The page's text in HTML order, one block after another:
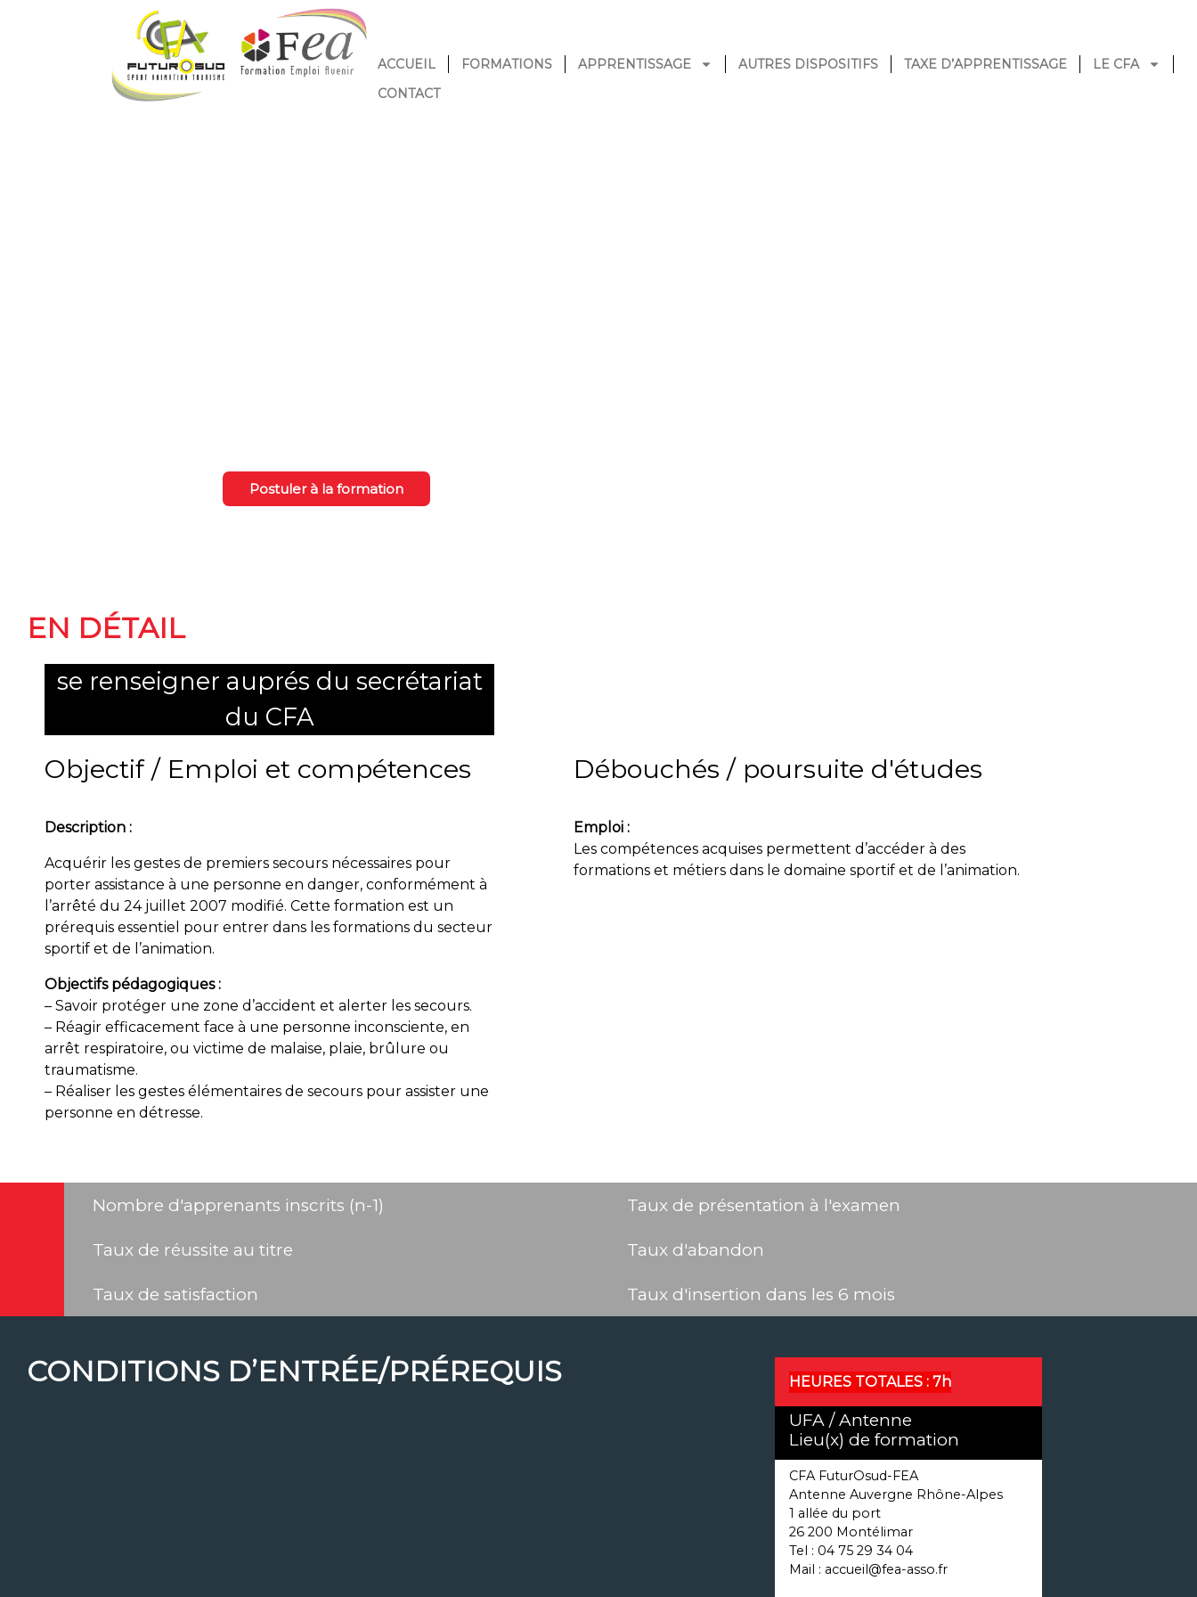
ACCUEIL FORMATIONS APPRENTISSAGE AUTRES DISPOSITIFS TAXE D’APPRENTISSAGE
LE CFA
CONTACT
Postuler à la formation
EN DÉTAIL
se renseigner auprés du secrétariat
du CFA
Objectif / Emploi et compétences Débouchés / poursuite d'études
Description :
Acquérir les gestes de premiers secours nécessaires pour
porter assistance à une personne en danger, conformément à
l’arrêté du 24 juillet 2007 modifié. Cette formation est un
prérequis essentiel pour entrer dans les formations du secteur
sportif et de l’animation.
Objectifs pédagogiques :
– Savoir protéger une zone d’accident et alerter les secours.
– Réagir efficacement face à une personne inconsciente, en
arrêt respiratoire, ou victime de malaise, plaie, brûlure ou
traumatisme.
– Réaliser les gestes élémentaires de secours pour assister une
personne en détresse.
Emploi :
Les compétences acquises permettent d’accéder à des
formations et métiers dans le domaine sportif et de l’animation.
Nombre d'apprenants inscrits (n-1) Taux de présentation à l'examen
Taux de réussite au titre Taux d'abandon
Taux de satisfaction Taux d'insertion dans les 6 mois
CONDITIONS D’ENTRÉE/PRÉREQUIS HEURES TOTALES : 7h
UFA / Antenne
Lieu(x) de formation
CFA FuturOsud-FEA
Antenne Auvergne Rhône-Alpes
1 allée du port
26 200 Montélimar
Tel : 04 75 29 34 04
Mail : accueil@fea-asso.fr